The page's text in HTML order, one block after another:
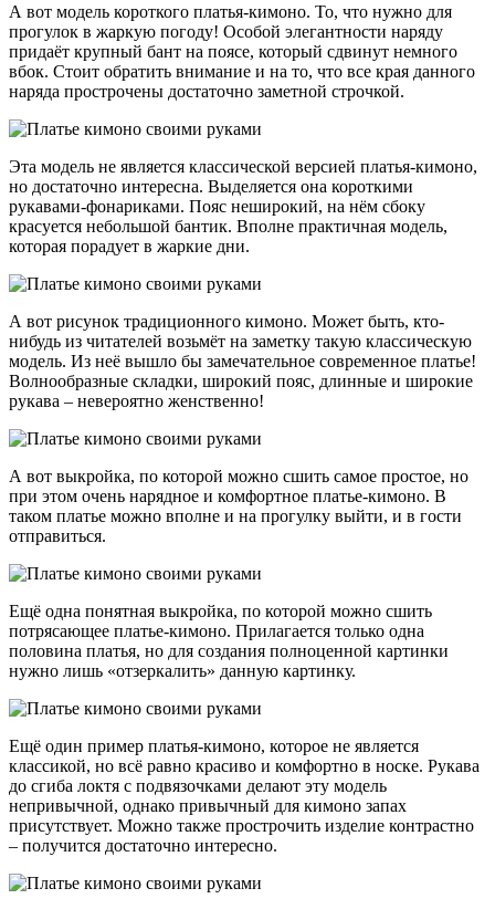
А вот модель короткого платья-кимоно. То, что нужно для
прогулок в жаркую погоду! Особой элегантности наряду
придаёт крупный бант на поясе, который сдвинут немного
вбок. Стоит обратить внимание и на то, что все края данного
наряда прострочены достаточно заметной строчкой.
Эта модель не является классической версией платья-кимоно,
но достаточно интересна. Выделяется она короткими
рукавами-фонариками. Пояс неширокий, на нём сбоку
красуется небольшой бантик. Вполне практичная модель,
которая порадует в жаркие дни.
А вот рисунок традиционного кимоно. Может быть, кто-
нибудь из читателей возьмёт на заметку такую классическую
модель. Из неё вышло бы замечательное современное платье!
Волнообразные складки, широкий пояс, длинные и широкие
рукава – невероятно женственно!
А вот выкройка, по которой можно сшить самое простое, но
при этом очень нарядное и комфортное платье-кимоно. В
таком платье можно вполне и на прогулку выйти, и в гости
отправиться.
Ещё одна понятная выкройка, по которой можно сшить
потрясающее платье-кимоно. Прилагается только одна
половина платья, но для создания полноценной картинки
нужно лишь «отзеркалить» данную картинку.
Ещё один пример платья-кимоно, которое не является
классикой, но всё равно красиво и комфортно в носке. Рукава
до сгиба локтя с подвязочками делают эту модель
непривычной, однако привычный для кимоно запах
присутствует. Можно также прострочить изделие контрастно
– получится достаточно интересно.